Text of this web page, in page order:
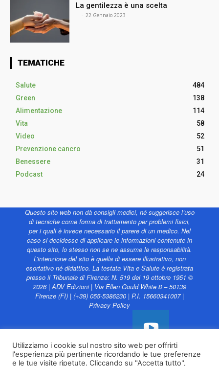
La gentilezza è una scelta
- 22 Gennaio 2023
TEMATICHE
Salute
484
Green
138
Alimentazione
114
Vita
58
Video
52
Prevenzione cancro
51
Benessere
31
Podcast
24
Questo sito web non dà consigli medici, né suggerisce l’uso
di tecniche come forma di trattamento per problemi fisici,
per i quali è invece necessario il parere di un medico. Nel
caso si decidesse di applicare le informazioni contenute in
questo sito, lo stesso non se ne assume le responsabilità.
L’intenzione del sito è quella di essere illustrativo, non
esortativo né didattico. La testata Vita e Salute è registrata
presso il Tribunale di Firenze: N. 519 del 19 ottobre 1951 ©
2026 | ADV Edizioni | Via Ellen Gould White 8 – 50139
Firenze (FI) | (+39) 055-5386230 | P.I. 15660341007 |
Privacy Policy
Vita e Salute web è
Utilizziamo i cookie sul nostro sito web per offrirti
l'esperienza più pertinente ricordando le tue preferenze
e le tue visite ripetute. Cliccando su "Accetta tutto",